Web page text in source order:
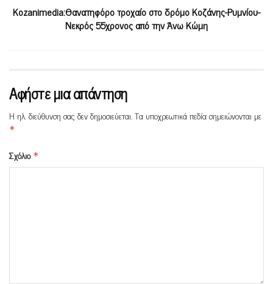
Κοzanimedia:Θανατηφόρο τροχαίο στο δρόμο Κοζάνης-Ρυμνίου-
Νεκρός 55χρονος από την Άνω Κώμη
Αφήστε μια απάντηση
Η ηλ. διεύθυνση σας δεν δημοσιεύεται.Τα υποχρεωτικά πεδία σημειώνονται με
*
Σχόλιο *